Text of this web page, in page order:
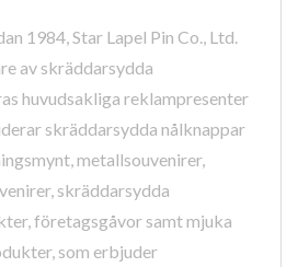
1984, Star Lapel Pin Co., Ltd.
av skräddarsydda
huvudsakliga reklampresenter
skräddarsydda nålknappar
metallsouvenirer,
skräddarsydda
företagsgåvor samt mjuka
som erbjuder